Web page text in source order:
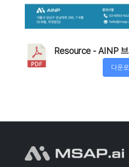
Resource - AINP 브
다운